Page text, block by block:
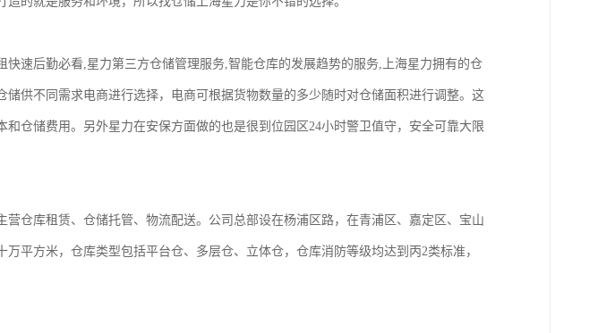
快速后勤必看,星力第三方仓储管理服务,智能仓库的发展趋势的服务,上海星力拥有的仓
供不同需求电商进行选择，电商可根据货物数量的多少随时对仓储面积进行调整。这
仓储费用。另外星力在安保方面做的也是很到位园区24小时警卫值守，安全可靠大限
营仓库租赁、仓储托管、物流配送。公司总部设在杨浦区路，在青浦区、嘉定区、宝山
平方米，仓库类型包括平台仓、多层仓、立体仓，仓库消防等级均达到丙2类标准，